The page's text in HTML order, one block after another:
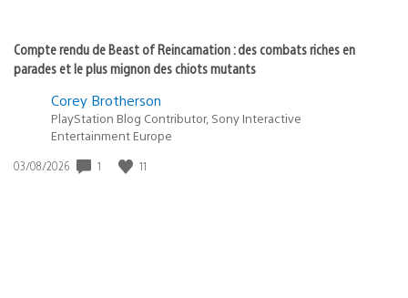
Compte rendu de Beast of Reincarnation : des combats riches en
parades et le plus mignon des chiots mutants
Corey Brotherson
PlayStation Blog Contributor, Sony Interactive
Entertainment Europe
Date
03/08/2026 1 11